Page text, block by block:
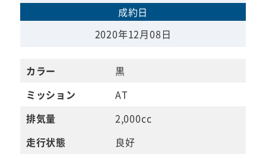
成約日
2020年12月08日
カラー
黒
ミッション
AT
排気量
2,000cc
走行状態
良好